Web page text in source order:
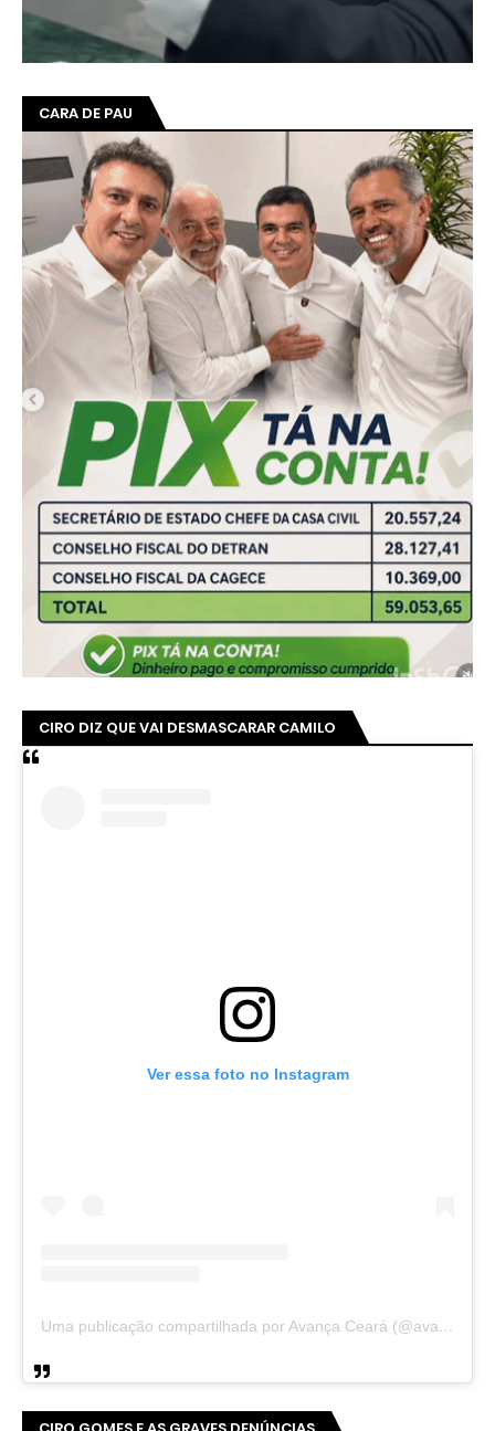
CARA DE PAU
CIRO DIZ QUE VAI DESMASCARAR CAMILO
Ver essa foto no Instagram
Uma publicação compartilhada por Avança Ceará (@avancaceara)